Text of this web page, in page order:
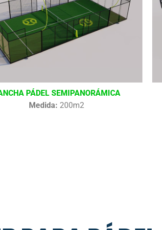
PÁDEL SEMIPANORÁMICA
Medida: 200m2